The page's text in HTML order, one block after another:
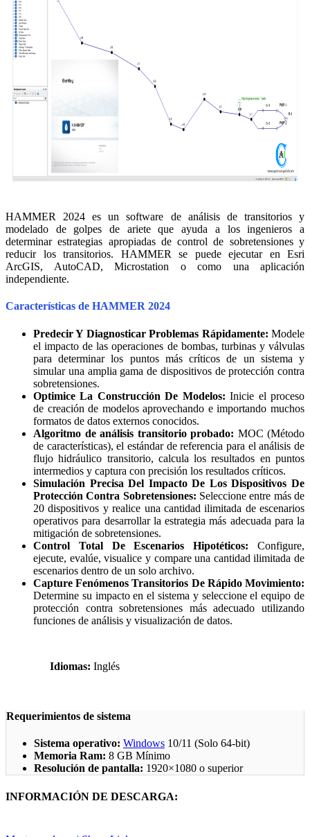
HAMMER 2024 es un software de análisis de transitorios y
modelado de golpes de ariete que ayuda a los ingenieros a
determinar estrategias apropiadas de control de sobretensiones y
reducir los transitorios. HAMMER se puede ejecutar en Esri
ArcGIS, AutoCAD, Microstation o como una aplicación
independiente.
Características de HAMMER 2024
Predecir Y Diagnosticar Problemas Rápidamente: Modele
el impacto de las operaciones de bombas, turbinas y válvulas
para determinar los puntos más críticos de un sistema y
simular una amplia gama de dispositivos de protección contra
sobretensiones.
Optimice La Construcción De Modelos: Inicie el proceso
de creación de modelos aprovechando e importando muchos
formatos de datos externos conocidos.
Algoritmo de análisis transitorio probado: MOC (Método
de características), el estándar de referencia para el análisis de
flujo hidráulico transitorio, calcula los resultados en puntos
intermedios y captura con precisión los resultados críticos.
Simulación Precisa Del Impacto De Los Dispositivos De
Protección Contra Sobretensiones: Seleccione entre más de
20 dispositivos y realice una cantidad ilimitada de escenarios
operativos para desarrollar la estrategia más adecuada para la
mitigación de sobretensiones.
Control Total De Escenarios Hipotéticos: Configure,
ejecute, evalúe, visualice y compare una cantidad ilimitada de
escenarios dentro de un solo archivo.
Capture Fenómenos Transitorios De Rápido Movimiento:
Determine su impacto en el sistema y seleccione el equipo de
protección contra sobretensiones más adecuado utilizando
funciones de análisis y visualización de datos.
Idiomas: Inglés
Requerimientos de sistema
Sistema operativo: Windows 10/11 (Solo 64-bit)
Memoria Ram: 8 GB Mínimo
Resolución de pantalla: 1920×1080 o superior
INFORMACIÓN DE DESCARGA: